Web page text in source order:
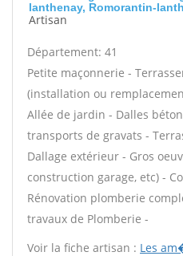
lanthenay, Romorantin-
Artisan
Département: 41
Petite maçonnerie -
(installation ou
Allée de jardin - Dalles
transports de gravats -
Dallage extérieur - Gros
construction garage, etc) -
Rénovation plomberie
travaux de Plomberie -
Voir la fiche artisan : Les